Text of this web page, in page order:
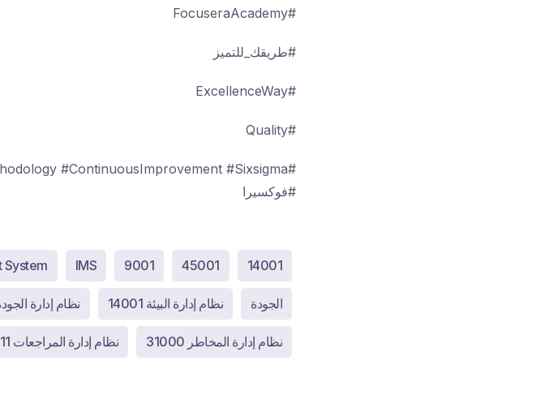
#FocuseraAcademy
#طريقك_للتميز
#ExcellenceWay
#Quality
#ContinuousImprovement #Sixsigma
#فوكسيرا
14001
45001
9001
IMS
System
الجودة نظام إدارة البيئة 14001 نظام إدارة الجودة
نظام إدارة المخاطر 31000 نظام إدارة المراجعات 19011